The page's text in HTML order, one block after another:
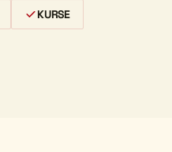
KURSE